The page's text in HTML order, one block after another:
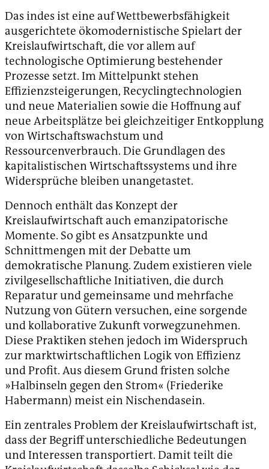
Das indes ist eine auf Wettbewerbsfähigkeit
ausgerichtete ökomodernistische Spielart der
Kreislaufwirtschaft, die vor allem auf
technologische Optimierung bestehender
Prozesse setzt. Im Mittelpunkt stehen
Effizienzsteigerungen, Recyclingtechnologien
und neue Materialien sowie die Hoffnung auf
neue Arbeitsplätze bei gleichzeitiger Entkopplung
von Wirtschaftswachstum und
Ressourcenverbrauch. Die Grundlagen des
kapitalistischen Wirtschaftssystems und ihre
Widersprüche bleiben unangetastet.
Dennoch enthält das Konzept der
Kreislaufwirtschaft auch emanzipatorische
Momente. So gibt es Ansatzpunkte und
Schnittmengen mit der Debatte um
demokratische Planung. Zudem existieren viele
zivilgesellschaftliche Initiativen, die durch
Reparatur und gemeinsame und mehrfache
Nutzung von Gütern versuchen, eine sorgende
und kollaborative Zukunft vorwegzunehmen.
Diese Praktiken stehen jedoch im Widerspruch
zur marktwirtschaftlichen Logik von Effizienz
und Profit. Aus diesem Grund fristen solche
»Halbinseln gegen den Strom« (Friederike
Habermann) meist ein Nischendasein.
Ein zentrales Problem der Kreislaufwirtschaft ist,
dass der Begriff unterschiedliche Bedeutungen
und Interessen transportiert. Damit teilt die